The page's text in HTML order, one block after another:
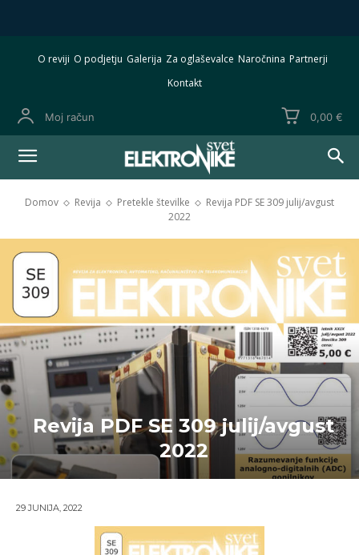
O reviji O podjetju Galerija Za oglaševalce Naročnina Partnerji
Kontakt
Moj račun 0,00 €
Domov Revija Pretekle številke
Revija PDF SE 309 julij/avgust
2022
Revija PDF SE 309 julij/avgust
2022
29 JUNIJA, 2022